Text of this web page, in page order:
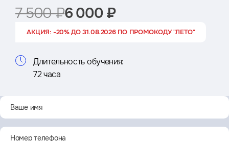
7 500 ₽6 000 ₽
АКЦИЯ: -20% ДО 31.08.2026 ПО ПРОМОКОДУ "ЛЕТО"
Длительность обучения:
72 часа